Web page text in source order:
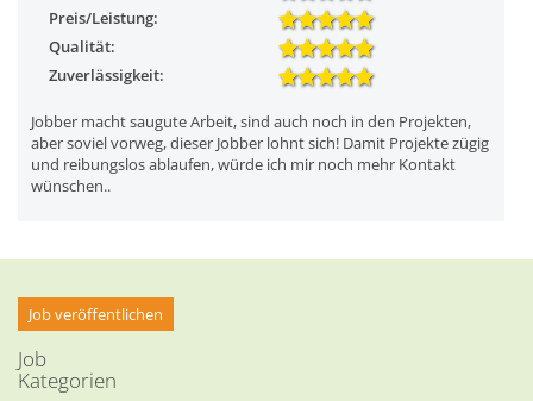
Preis/Leistung:
Qualität:
Zuverlässigkeit:
Jobber macht saugute Arbeit, sind auch noch in den Projekten,
aber soviel vorweg, dieser Jobber lohnt sich! Damit Projekte zügig
und reibungslos ablaufen, würde ich mir noch mehr Kontakt
wünschen..
Job veröffentlichen
Job
Kategorien